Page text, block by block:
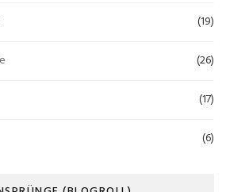
(19)
(26)
(17)
(6)